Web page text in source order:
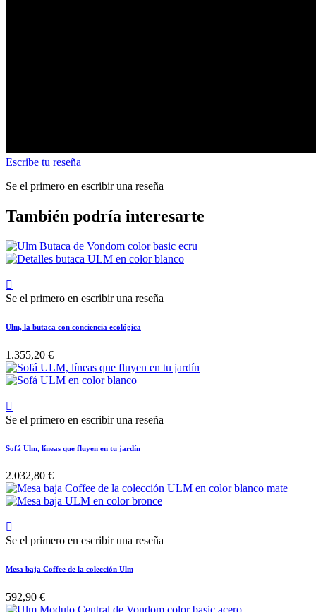
Escribe tu reseña
Se el primero en escribir una reseña
También podría interesarte

Se el primero en escribir una reseña
Ulm, la butaca con conciencia ecológica
1.355,20 €

Se el primero en escribir una reseña
Sofá Ulm, líneas que fluyen en tu jardín
2.032,80 €

Se el primero en escribir una reseña
Mesa baja Coffee de la colección Ulm
592,90 €